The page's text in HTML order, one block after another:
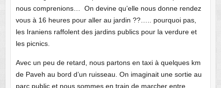
nous comprenions… On devine qu’elle nous donne rendez
vous à 16 heures pour aller au jardin ??….. pourquoi pas,
les Iraniens raffolent des jardins publics pour la verdure et
les picnics.
Avec un peu de retard, nous partons en taxi à quelques km
de Paveh au bord d’un ruisseau. On imaginait une sortie au
parc public et nous sommes en train de marcher entre